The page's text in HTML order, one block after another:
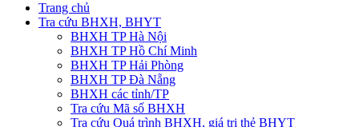
Trang chủ
Tra cứu BHXH, BHYT
BHXH TP Hà Nội
BHXH TP Hồ Chí Minh
BHXH TP Hải Phòng
BHXH TP Đà Nẵng
BHXH các tỉnh/TP
Tra cứu Mã số BHXH
Tra cứu Quá trình BHXH, giá trị thẻ BHYT